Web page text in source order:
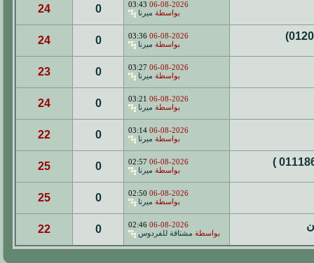
06-08-2026
03:43
بواسطة ميرنا 0
24
06-08-2026
03:36
بواسطة ميرنا 0
24
06-08-2026
03:27
بواسطة ميرنا 0
23
06-08-2026
03:21
بواسطة ميرنا 0
24
06-08-2026
03:14
بواسطة ميرنا 0
22
06-08-2026
02:57
بواسطة ميرنا 0
25
06-08-2026
02:50
بواسطة ميرنا 0
25
06-08-2026
02:46
بواسطة مشتاقة للفردوس 0
22